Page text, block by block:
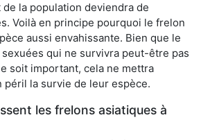
la population deviendra de
Voilà en principe pourquoi le frelon
aussi envahissante. Bien que le
qui ne survivra peut-être pas
soit important, cela ne mettra
péril la survie de leur espèce.
les frelons asiatiques à